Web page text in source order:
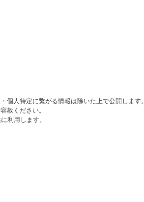
個人特定に繋がる情報は除いた上で公開します。
赦ください。
利用します。